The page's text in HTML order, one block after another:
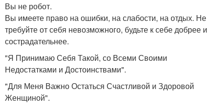
Вы не робот.
Вы имеете право на ошибки, на слабости, на отдых. Не
требуйте от себя невозможного, будьте к себе добрее и
сострадательнее.
"Я Принимаю Себя Такой, со Всеми Своими
Недостатками и Достоинствами".
"Для Меня Важно Остаться Счастливой и Здоровой
Женщиной".